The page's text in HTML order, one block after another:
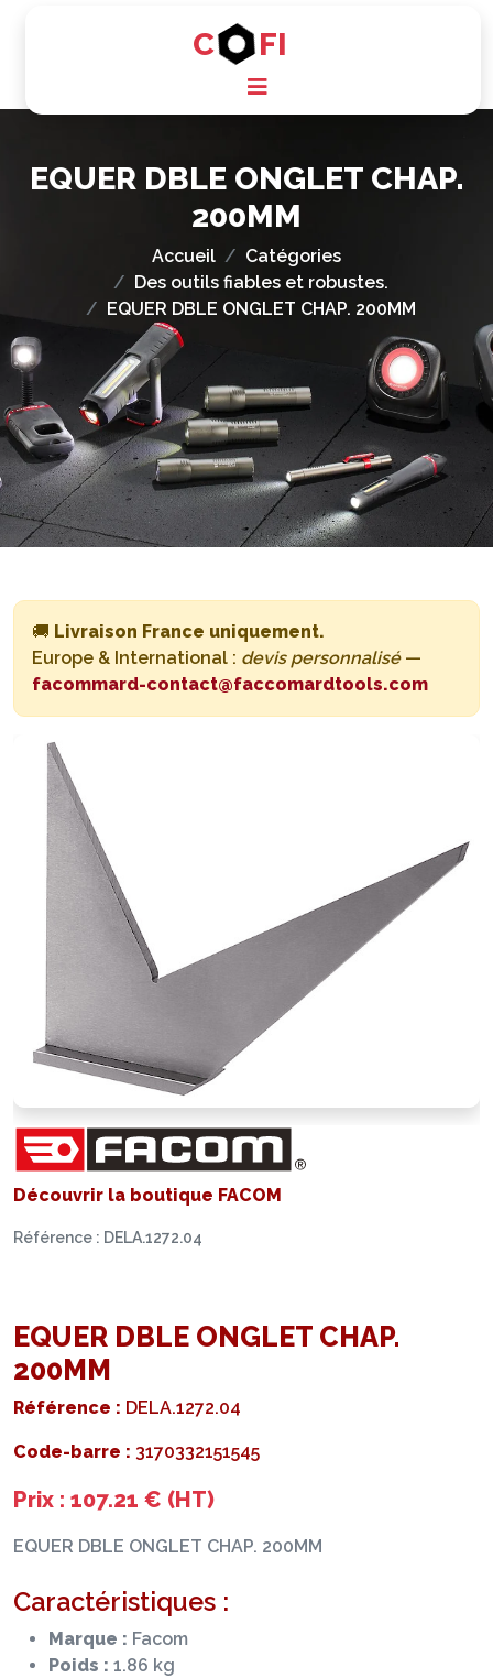
C FI
EQUER DBLE ONGLET CHAP.
200MM
Accueil
Catégories
Des outils fiables et robustes.
EQUER DBLE ONGLET CHAP. 200MM
🚚 Livraison France uniquement.
Europe & International : devis personnalisé—
facommard-contact@faccomardtools.com
Découvrir la boutique FACOM
Référence : DELA.1272.04
EQUER DBLE ONGLET CHAP.
200MM
Référence : DELA.1272.04
Code-barre : 3170332151545
Prix : 107.21 € (HT)
EQUER DBLE ONGLET CHAP. 200MM
Caractéristiques :
Marque : Facom
Poids : 1.86 kg